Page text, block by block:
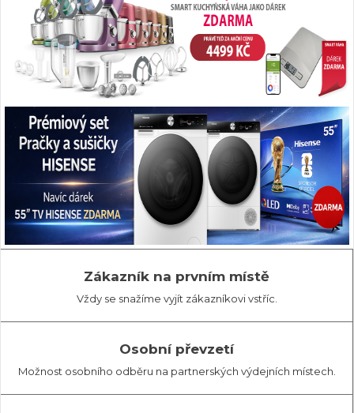
Zákazník na prvním místě
Vždy se snažíme vyjít zákazníkovi vstříc.
Osobní převzetí
Možnost osobního odběru na partnerských výdejních místech.